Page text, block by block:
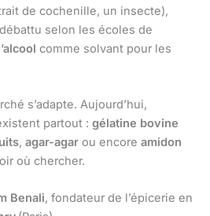
de cochenille, un insecte),
selon les écoles de
comme solvant pour les
s’adapte. Aujourd’hui,
partout : gélatine bovine
, agar-agar ou encore amidon
où chercher.
Benali, fondateur de l’épicerie en